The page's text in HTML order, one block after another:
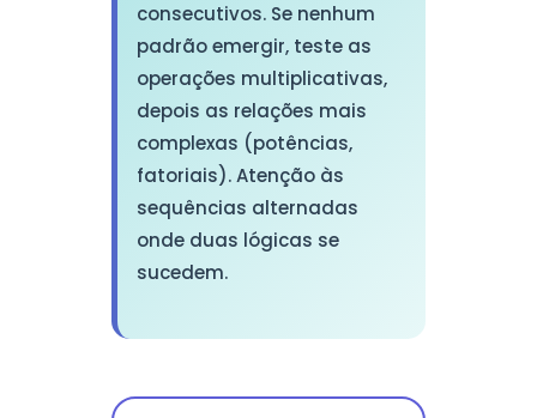
consecutivos. Se nenhum
padrão emergir, teste as
operações multiplicativas,
depois as relações mais
complexas (potências,
fatoriais). Atenção às
sequências alternadas
onde duas lógicas se
sucedem.